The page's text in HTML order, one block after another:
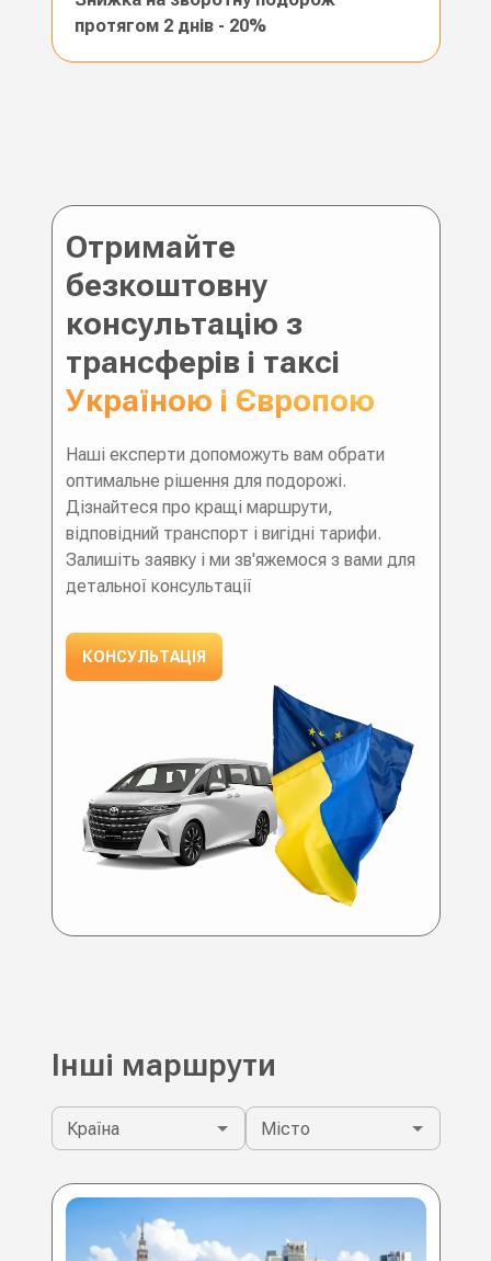
протягом 2 днів - 20%
Отримайте
безкоштовну
консультацію з
трансферів і таксі
Україною і Європою
Наші експерти допоможуть вам обрати
оптимальне рішення для подорожі.
Дізнайтеся про кращі маршрути,
відповідний транспорт і вигідні тарифи.
Залишіть заявку і ми зв'яжемося з вами для
детальної консультації
КОНСУЛЬТАЦІЯ
Інші маршрути
Країна Місто